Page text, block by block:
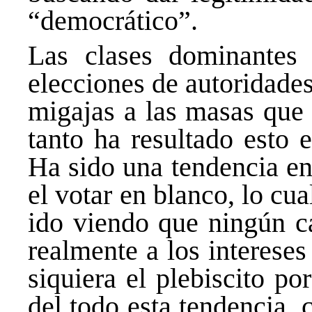
“democrático”.
Las clases
elecciones de
migajas a las masas
tanto ha resultado esto
Ha sido una tendencia
el votar en blanco, lo
ido viendo que ningún
realmente a los
siquiera el plebiscito